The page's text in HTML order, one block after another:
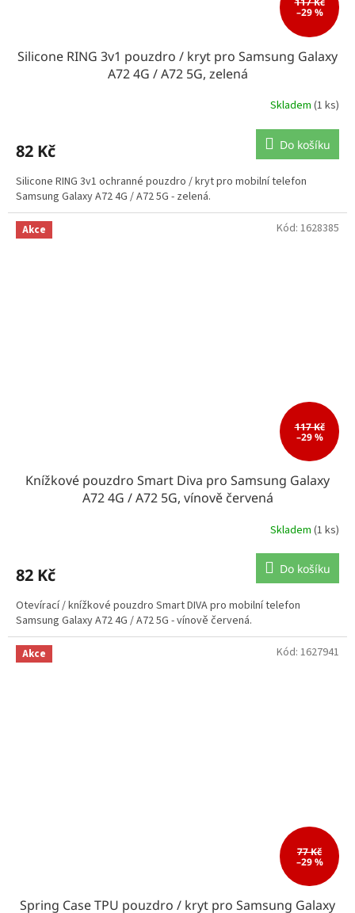
–29 %
Silicone RING 3v1 pouzdro / kryt pro Samsung Galaxy
A72 4G / A72 5G, zelená
Skladem (1 ks)
82 Kč Do košíku
Silicone RING 3v1 ochranné pouzdro / kryt pro mobilní telefon
Samsung Galaxy A72 4G / A72 5G - zelená.
Akce
117 Kč
–29 %
Knížkové pouzdro Smart Diva pro Samsung Galaxy
A72 4G / A72 5G, vínově červená
Skladem (1 ks)
82 Kč Do košíku
Otevírací / knížkové pouzdro Smart DIVA pro mobilní telefon
Samsung Galaxy A72 4G / A72 5G - vínově červená.
Kód: 1628385
Akce
77 Kč
–29 %
Spring Case TPU pouzdro / kryt pro Samsung Galaxy
Kód: 1627941